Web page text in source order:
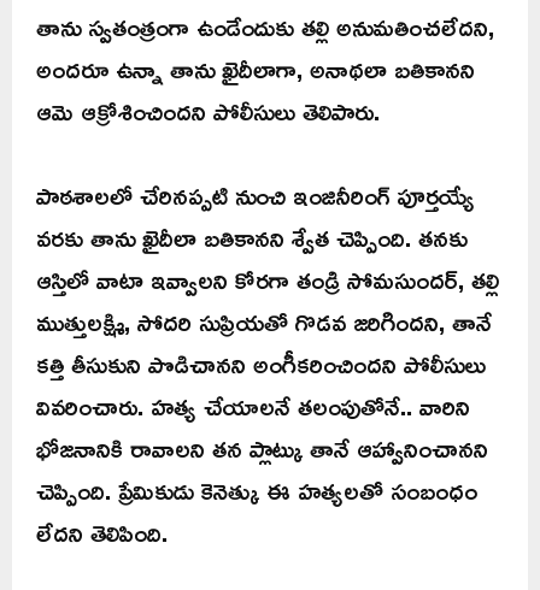
తాను స్వతంత్రంగా ఉండేందుకు తల్లి అనుమతించలేదని,
అందరూ ఉన్నా తాను ఖైదీలాగా, అనాథలా బతికానని
ఆమె ఆక్రోశించిందని పోలీసులు తెలిపారు.
పాఠశాలలో చేరినప్పటి నుంచి ఇంజినీరింగ్ పూర్తయ్యే
వరకు తాను ఖైదీలా బతికానని శ్వేత చెప్పింది. తనకు
ఆస్తిలో వాటా ఇవ్వాలని కోరగా తండ్రి సోమసుందర్, తల్లి
ముత్తులక్ష్మి, సోదరి సుప్రియతో గొడవ జరిగిందని, తానే
కత్తి తీసుకుని పొడిచానని అంగీకరించిందని పోలీసులు
వివరించారు. హత్య చేయాలనే తలంపుతోనే.. వారిని
భోజనానికి రావాలని తన ప్లాట్కు తానే ఆహ్వానించానని
చెప్పింది. ప్రేమికుడు కెనెత్కు ఈ హత్యలతో సంబంధం
లేదని తెలిపింది.